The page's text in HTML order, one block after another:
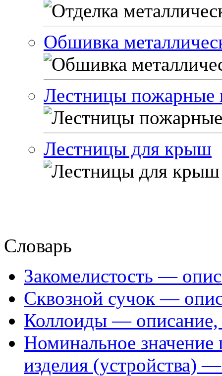
Обшивка
Лестницы пожарные
Лестницы для крыш
Словарь
Закомелистость —
Сквозной сучок —
Коллоиды — описание,
Номинальное значение
изделия (устройства)